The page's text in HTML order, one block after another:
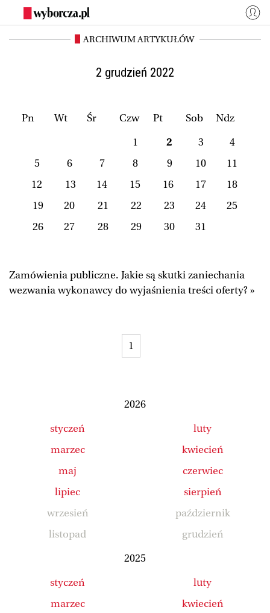
WYBORCZA.PL
Świat
Wyborcza.biz Co jest grane24
Magazyny BIQdata
Jutronauci Osiem Dziewięć
NASZE SERWISY
Duży Format Wysokie Obcasy
Zaloguj się
ARCHIWUM ARTYKUŁÓW
2 grudzień 2022
Pn Wt Śr Czw Pt Sob
Ndz
1
2 3
4
5
6 7 8 9 10
11
12
13 14 15 16 17
18
19
20 21 22 23 24
25
26
27 28 29 30 31
Zamówienia publiczne. Jakie są skutki zaniechania
wezwania wykonawcy do wyjaśnienia treści oferty? »
1
2026
styczeń
luty
marzec
kwiecień
maj
czerwiec
lipiec
sierpień
wrzesień
październik
listopad
grudzień
2025
styczeń
luty
marzec
kwiecień